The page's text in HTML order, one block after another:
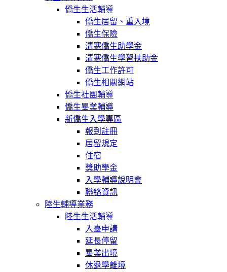
僑生生活輔導
僑生居留、重入境
僑生保險
清寒僑生助學金
清寒僑生學習扶助金
僑生工作許可
僑生相關網站
僑生社團輔導
僑生畢業輔導
新僑生入學專區
報到註冊
居留規定
住宿
獎助學金
入學輔導說明會
聯絡資訊
陸生輔導業務
陸生生活輔導
入臺申請
延長停留
畢業出境
休退學離境